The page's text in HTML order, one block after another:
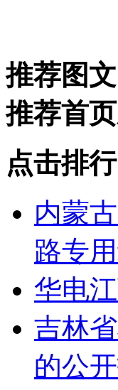
推荐图文
推荐首
点击排行
内蒙
路专
华电
吉林
的公